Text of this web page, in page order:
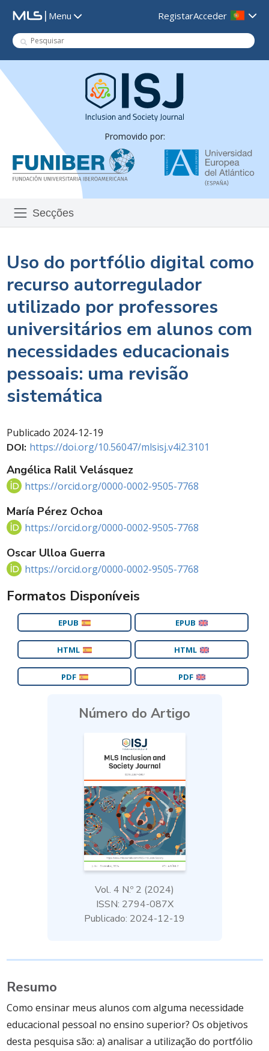
| Menu RegistarAcceder
Promovido por:
Secções
Uso do portfólio digital como
recurso autorregulador
utilizado por professores
universitários em alunos com
necessidades educacionais
pessoais: uma revisão
sistemática
Publicado 2024-12-19
DOI: https://doi.org/10.56047/mlsisj.v4i2.3101
Angélica Ralil Velásquez
https://orcid.org/0000-0002-9505-7768
María Pérez Ochoa
https://orcid.org/0000-0002-9505-7768
Oscar Ulloa Guerra
https://orcid.org/0000-0002-9505-7768
Formatos Disponíveis
EPUB EPUB
HTML HTML
PDF PDF
Número do Artigo
Vol. 4 N.º 2 (2024)
ISSN: 2794-087X
Publicado: 2024-12-19
Resumo
Como ensinar meus alunos com alguma necessidade
educacional pessoal no ensino superior? Os objetivos
desta pesquisa são: a) analisar a utilização do portfólio